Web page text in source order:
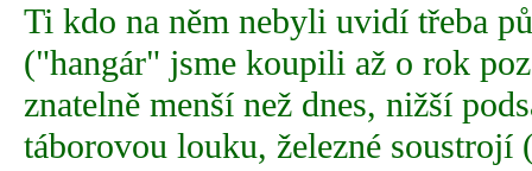
Ti kdo na něm nebyli uvidí třeba
("hangár" jsme koupili až o rok
znatelně menší než dnes, nižší
táborovou louku, železné soustrojí